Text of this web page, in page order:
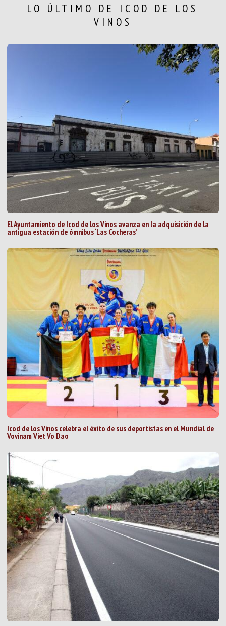
LO ÚLTIMO DE ICOD DE LOS
VINOS
El Ayuntamiento de Icod de los Vinos avanza en la adquisición de la
antigua estación de ómnibus ‘Las Cocheras’
Icod de los Vinos celebra el éxito de sus deportistas en el Mundial de
Vovinam Viet Vo Dao